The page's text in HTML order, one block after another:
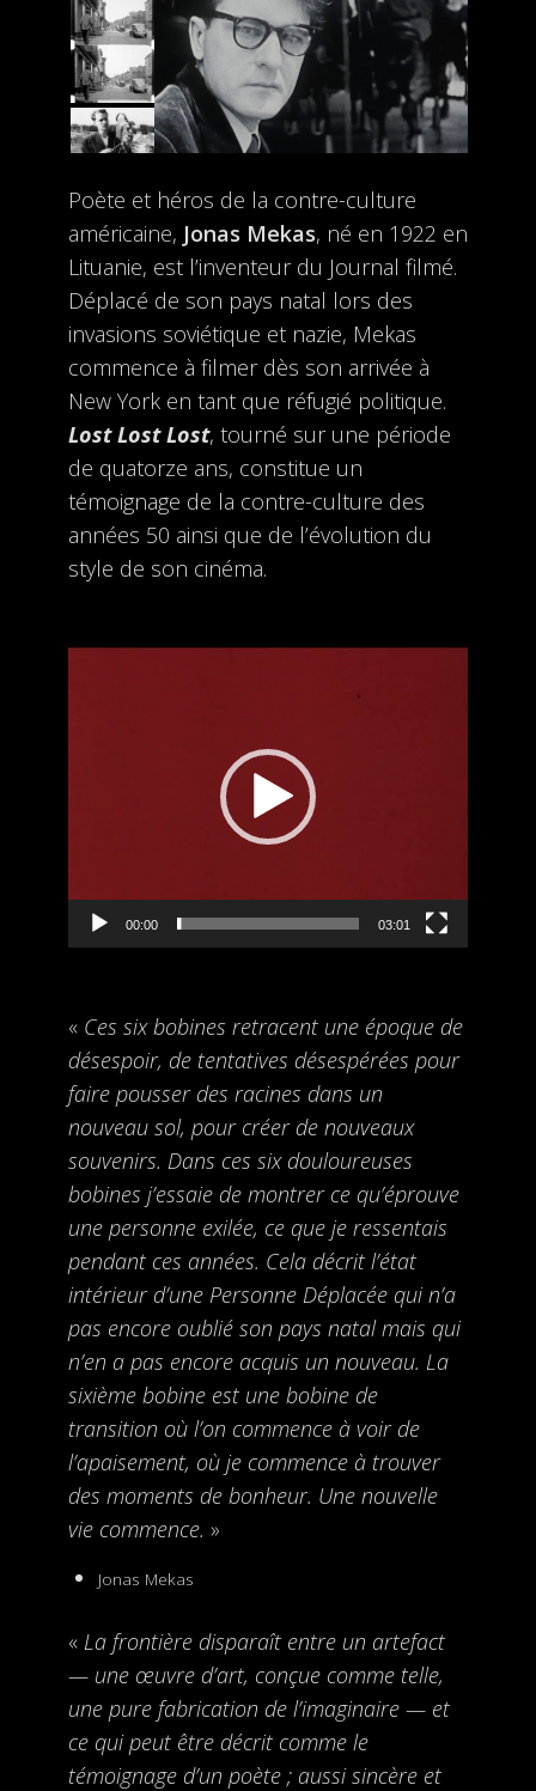
Poète et héros de la contre-culture
américaine, Jonas Mekas, né en 1922 en
Lituanie, est l’inventeur du Journal filmé.
Déplacé de son pays natal lors des
invasions soviétique et nazie, Mekas
commence à filmer dès son arrivée à
New York en tant que réfugié politique.
Lost Lost Lost, tourné sur une période
de quatorze ans, constitue un
témoignage de la contre-culture des
années 50 ainsi que de l’évolution du
style de son cinéma.
00:00 03:01
« Ces six bobines retracent une époque de
désespoir, de tentatives désespérées pour
faire pousser des racines dans un
nouveau sol, pour créer de nouveaux
souvenirs. Dans ces six douloureuses
bobines j’essaie de montrer ce qu’éprouve
une personne exilée, ce que je ressentais
pendant ces années. Cela décrit l’état
intérieur d’une Personne Déplacée qui n’a
pas encore oublié son pays natal mais qui
n’en a pas encore acquis un nouveau. La
sixième bobine est une bobine de
transition où l’on commence à voir de
l’apaisement, où je commence à trouver
des moments de bonheur. Une nouvelle
vie commence. »
Jonas Mekas
« La frontière disparaît entre un artefact
— une œuvre d’art, conçue comme telle,
une pure fabrication de l’imaginaire — et
ce qui peut être décrit comme le
témoignage d’un poète ; aussi sincère et